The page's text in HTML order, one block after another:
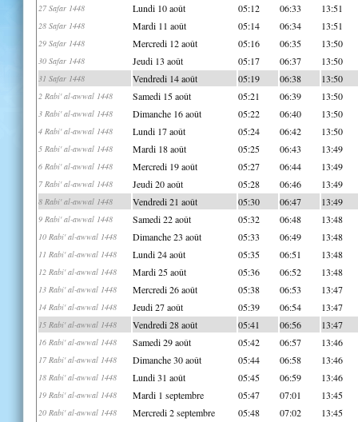
27 Safar 1448 Lundi 10 août 05:12 06:33 13:51
28 Safar 1448 Mardi 11 août 05:14 06:34 13:51
29 Safar 1448 Mercredi 12 août 05:16 06:35 13:50
30 Safar 1448 Jeudi 13 août 05:17 06:37 13:50
31 Safar 1448 Vendredi 14 août 05:19 06:38 13:50
2 Rabi' al-awwal 1448 Samedi 15 août 05:21 06:39 13:50
3 Rabi' al-awwal 1448 Dimanche 16 août 05:22 06:40 13:50
4 Rabi' al-awwal 1448 Lundi 17 août 05:24 06:42 13:50
5 Rabi' al-awwal 1448 Mardi 18 août 05:25 06:43 13:49
6 Rabi' al-awwal 1448 Mercredi 19 août 05:27 06:44 13:49
7 Rabi' al-awwal 1448 Jeudi 20 août 05:28 06:46 13:49
8 Rabi' al-awwal 1448 Vendredi 21 août 05:30 06:47 13:49
9 Rabi' al-awwal 1448 Samedi 22 août 05:32 06:48 13:48
10 Rabi' al-awwal 1448 Dimanche 23 août 05:33 06:49 13:48
11 Rabi' al-awwal 1448 Lundi 24 août 05:35 06:51 13:48
12 Rabi' al-awwal 1448 Mardi 25 août 05:36 06:52 13:48
13 Rabi' al-awwal 1448 Mercredi 26 août 05:38 06:53 13:47
14 Rabi' al-awwal 1448 Jeudi 27 août 05:39 06:54 13:47
15 Rabi' al-awwal 1448 Vendredi 28 août 05:41 06:56 13:47
16 Rabi' al-awwal 1448 Samedi 29 août 05:42 06:57 13:46
17 Rabi' al-awwal 1448 Dimanche 30 août 05:44 06:58 13:46
18 Rabi' al-awwal 1448 Lundi 31 août 05:45 06:59 13:46
19 Rabi' al-awwal 1448 Mardi 1 septembre 05:47 07:01 13:45
20 Rabi' al-awwal 1448 Mercredi 2 septembre 05:48 07:02 13:45